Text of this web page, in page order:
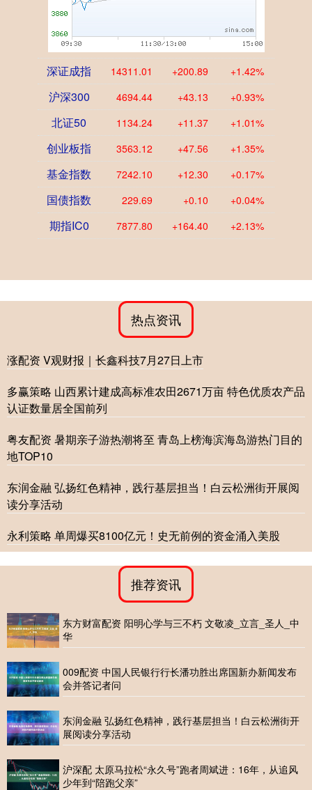
深证成指 14311.01 +200.89 +1.42%
沪深300 4694.44 +43.13 +0.93%
北证50 1134.24 +11.37 +1.01%
创业板指 3563.12 +47.56 +1.35%
基金指数 7242.10 +12.30 +0.17%
国债指数 229.69 +0.10 +0.04%
期指IC0 7877.80 +164.40 +2.13%
热点资讯
涨配资 V观财报｜长鑫科技7月27日上市
多赢策略 山西累计建成高标准农田2671万亩 特色优质农产品
认证数量居全国前列
粤友配资 暑期亲子游热潮将至 青岛上榜海滨海岛游热门目的
地TOP10
东润金融 弘扬红色精神，践行基层担当！白云松洲街开展阅
读分享活动
永利策略 单周爆买8100亿元！史无前例的资金涌入美股
推荐资讯
东方财富配资 阳明心学与三不朽 文敬凌_立言_圣人_中
华
009配资 中国人民银行行长潘功胜出席国新办新闻发布
会并答记者问
东润金融 弘扬红色精神，践行基层担当！白云松洲街开
展阅读分享活动
沪深配 太原马拉松“永久号”跑者周斌进：16年，从追风
少年到“陪跑父亲”